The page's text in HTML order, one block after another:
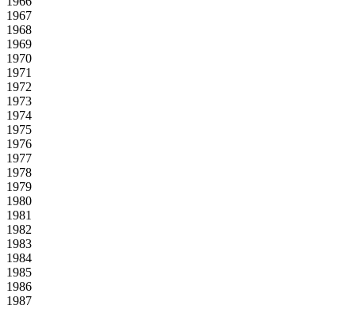
1967
1968
1969
1970
1971
1972
1973
1974
1975
1976
1977
1978
1979
1980
1981
1982
1983
1984
1985
1986
1987